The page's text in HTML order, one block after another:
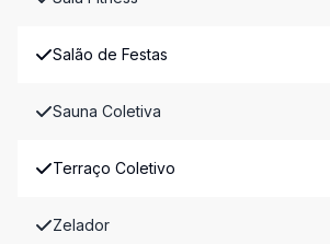
Salão de Festas
Sauna Coletiva
Terraço Coletivo
Zelador